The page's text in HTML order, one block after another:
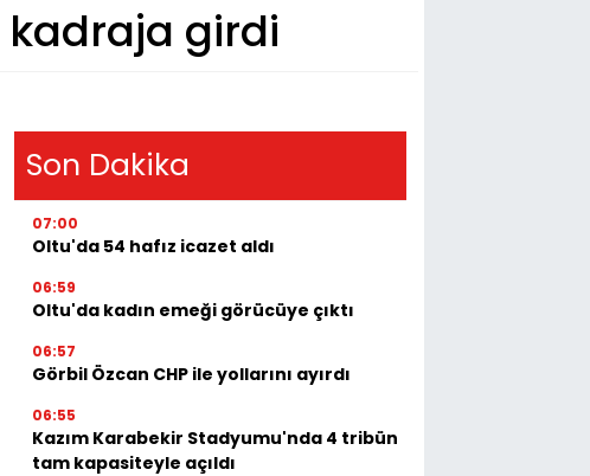
kadraja girdi
Son Dakika
07:00
Oltu'da 54 hafız icazet aldı
06:59
Oltu'da kadın emeği görücüye çıktı
06:57
Görbil Özcan CHP ile yollarını ayırdı
06:55
Kazım Karabekir Stadyumu'nda 4 tribün
tam kapasiteyle açıldı